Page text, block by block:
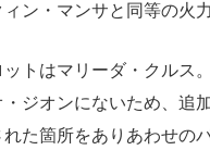
ン・マンサと同等の火
トはマリーダ・クルス
ジオンにないため、追
た箇所をありあわせの